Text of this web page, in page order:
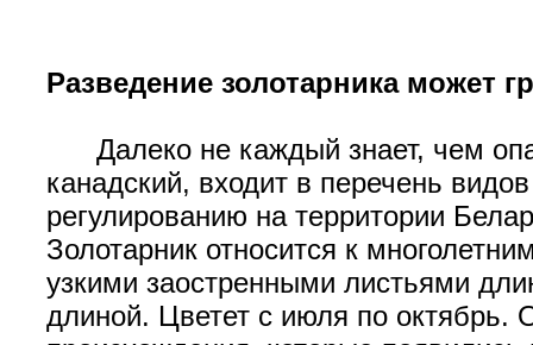
Разведение золотарника может
Далеко не каждый знает, чем
канадский, входит в перечень
регулированию на территории
Золотарник относится к
узкими заостренными листьями
длиной. Цветет с июля по октябрь.